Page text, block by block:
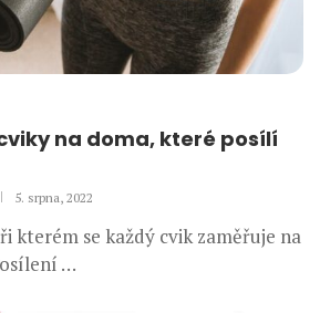
na doma, které posílí
5. srpna, 2022
kterém se každý cvik zaměřuje na
…